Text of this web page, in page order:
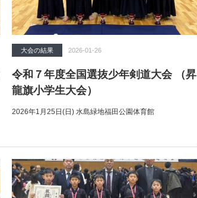
大会の結果 2026-01-26
令和７年度全国選抜少年剣道大会 （昇
龍旗小学生大会）
2026年1月25日(日) 水島緑地福田公園体育館